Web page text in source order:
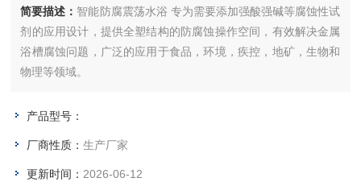
简要描述： 智能防腐震荡水浴 专为需要添加强酸强碱等腐蚀性试
剂的应用设计，提供全塑结构的防腐蚀操作空间，有效解决金属
浴槽腐蚀问题，广泛的应用于食品，环境，疾控，地矿，生物和
物理等领域。
产品型号：
厂商性质：生产厂家
更新时间： 2026-06-12